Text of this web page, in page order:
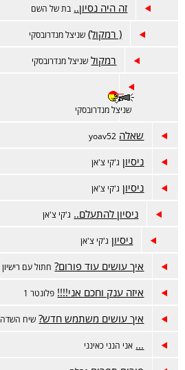
זה היה נסיון.. בת של השם
( רמקול) שניצל מנדרובסקי
רמקול שניצל מנדרובסקי
שניצל מנדרובסקי
שאלה yoav52
ניסיון ג'קי צ'אן
ניסיון ג'קי צ'אן
ניסיון להתעלם.. ג'קי צ'אן
ניסיון ג'קי צ'אן
איך עושים עוד פורום? חתול עם רישיון
איזה ענק וחכם אני!!!! פלונטר 1
איך עושים משתמש חדש? שיח השדה
... אני הנני כאינני